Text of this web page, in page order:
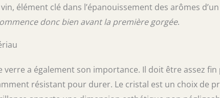
élément clé dans l’épanouissement des arômes
donc bien avant la première gorgée.
a également son importance. Il doit être assez
résistant pour durer. Le cristal est un choix de